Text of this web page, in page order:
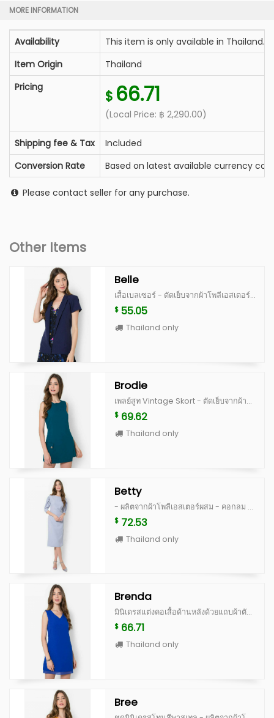
MORE INFORMATION
Availability
This item is only available in Thailand.
Item Origin
Thailand
Pricing
$ 66.71
(Local Price: ฿ 2,290.00)
Shipping fee & Tax
Included
Conversion Rate
Based on latest available currency
Please contact seller for any purchase.
Other Items
Belle
เสื้อเบลเซอร์ - ตัดเย็บจากผ้าโพลีเอสเตอร์ - ดีไซน์สาบคอปกยาว - แขนสั้น - แบบผ่าเปิดด้านหน้า - แต่งดีเทลเย็บตีเกล็ด - ทรงเข้ารูป - มีซับใน Short Sleeves Blazer - Polyester - Sharp lapel collar - Short sleeves - Open front - Dart-detailing - Slim fit - Lined Bust circumference x Waist circumference x Hip circumference x Length: S (36"x30"x38"x25") M (38"x32"x40"x25") L (40"x34"x42"x26") XL (42"x36"x44"x26")
$ 55.05
Thailand only
Brodie
เพลย์สูท Vintage Skort - ตัดเย็บจากผ้าโพลีเอสเตอร์ - ดีไซน์คอกลม - แขนกุด - ติดซิปซ่อนด้านข้าง - แพทเทิร์นแบบกระโปรงกางเกง - แต่งดีเทลเย็บตีเกล็ดด้านหลัง - แต่งกระเป๋า - ทรงเข้ารูป - มีซับใน Vintage Skort Playsuits - Polyester - Round neckline - Sleeveless - Side concealed zipper fastening - Skort pattern - Back dart-detailing - Pocket - Slim fit - Lined Bust circumference x Waist circumference x Hip circumference x Length: S (33"x28.5"x36"x34") M (35"x30.5"x38"x34") L (37"x32.5"x40"x35") XL (39"x34.5"x42"x35")
$ 69.62
Thailand only
Betty
- ผลิตจากผ้าโพลีเอสเตอร์ผสม - คอกลม - แขนสามส่วน - ปิดด้วยซิปด้านหลัง - ดีเทลผ่าด้านหลัง - ทรงพอดีตัว - มีซับใน - Polyester blend - Round neckline - 3/4 sleeves - Back zipper fastening - Back slit - Regular fit - Lined Bust circumference x Waist circumference x Hip circumference x Length - S (33"x27"x36"x44") - M (35"x29"x38"x44") - L (37"x31"x40"x45") - XL (39"x33"x42"x45")
$ 72.53
Thailand only
Brenda
มินิเดรสแต่งคอเสื้อด้านหลังด้วยแถบผ้าตัดต่อ - ผลิตจากผ้าโพลีเอสเตอร์ผสม - คอวี - แขนกุด - ปิดด้วยซิปด้านข้าง - ทรงพอดีตัว - มีซับใน Mini dress with back neckline insert panel. - Polyester blend - V neckline - Sleeveless - Side zipper fastening - Regular fit - Lined Bust circumference x Waist circumference x Hip circumference x Length - S (33"x28"x36"x34") - M (35"x30"x38"x34") - L (37"x32"x40"x35") - XL (39"x34"x42"x35")
$ 66.71
Thailand only
Bree